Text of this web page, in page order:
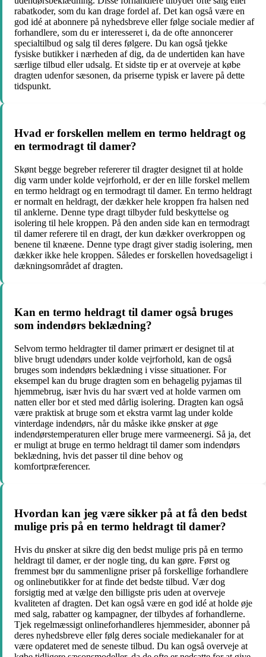
rabatkoder, som du kan drage fordel af. Det kan også være en
god idé at abonnere på nyhedsbreve eller følge sociale medier af
forhandlere, som du er interesseret i, da de ofte annoncerer
specialtilbud og salg til deres følgere. Du kan også tjekke
fysiske butikker i nærheden af dig, da de undertiden kan have
særlige tilbud eller udsalg. Et sidste tip er at overveje at købe
dragten udenfor sæsonen, da priserne typisk er lavere på dette
tidspunkt.
Hvad er forskellen mellem en termo heldragt og
en termodragt til damer?
Skønt begge begreber refererer til dragter designet til at holde
dig varm under kolde vejrforhold, er der en lille forskel mellem
en termo heldragt og en termodragt til damer. En termo heldragt
er normalt en heldragt, der dækker hele kroppen fra halsen ned
til anklerne. Denne type dragt tilbyder fuld beskyttelse og
isolering til hele kroppen. På den anden side kan en termodragt
til damer referere til en dragt, der kun dækker overkroppen og
benene til knæene. Denne type dragt giver stadig isolering, men
dækker ikke hele kroppen. Således er forskellen hovedsageligt i
dækningsområdet af dragten.
Kan en termo heldragt til damer også bruges
som indendørs beklædning?
Selvom termo heldragter til damer primært er designet til at
blive brugt udendørs under kolde vejrforhold, kan de også
bruges som indendørs beklædning i visse situationer. For
eksempel kan du bruge dragten som en behagelig pyjamas til
hjemmebrug, især hvis du har svært ved at holde varmen om
natten eller bor et sted med dårlig isolering. Dragten kan også
være praktisk at bruge som et ekstra varmt lag under kolde
vinterdage indendørs, når du måske ikke ønsker at øge
indendørstemperaturen eller bruge mere varmeenergi. Så ja, det
er muligt at bruge en termo heldragt til damer som indendørs
beklædning, hvis det passer til dine behov og
komfortpræferencer.
Hvordan kan jeg være sikker på at få den bedst
mulige pris på en termo heldragt til damer?
Hvis du ønsker at sikre dig den bedst mulige pris på en termo
heldragt til damer, er der nogle ting, du kan gøre. Først og
fremmest bør du sammenligne priser på forskellige forhandlere
og onlinebutikker for at finde det bedste tilbud. Vær dog
forsigtig med at vælge den billigste pris uden at overveje
kvaliteten af dragten. Det kan også være en god idé at holde øje
med salg, rabatter og kampagner, der tilbydes af forhandlerne.
Tjek regelmæssigt onlineforhandleres hjemmesider, abonner på
deres nyhedsbreve eller følg deres sociale mediekanaler for at
være opdateret med de seneste tilbud. Du kan også overveje at